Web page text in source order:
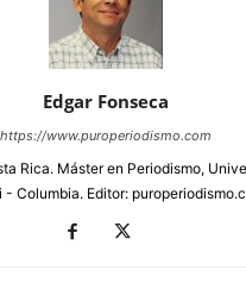
Edgar Fonseca
https://www.puroperiodismo.com
Rica. Máster en Periodismo,
- Columbia. Editor: